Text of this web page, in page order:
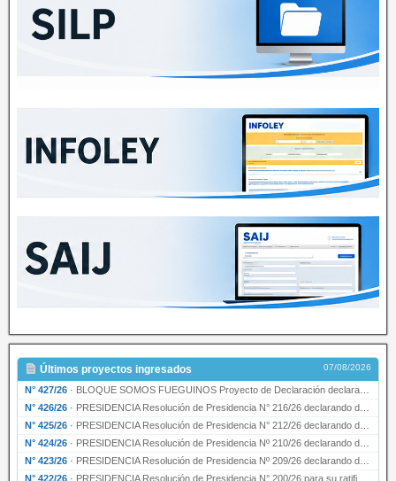
Últimos proyectos ingresados 07/08/2026
N° 427/26 · BLOQUE SOMOS FUEGUINOS Proyecto de Declaración declarando de interés provincial PRESIDENCI…
N° 426/26 · PRESIDENCIA Resolución de Presidencia N° 216/26 declarando de interés provincial la labor …
N° 425/26 · PRESIDENCIA Resolución de Presidencia N° 212/26 declarando de interés provincial el “50° A…
N° 424/26 · PRESIDENCIA Resolución de Presidencia Nº 210/26 declarando de interés provincial el proyec…
N° 423/26 · PRESIDENCIA Resolución de Presidencia Nº 209/26 declarando de interés provincial la presen…
N° 422/26 · PRESIDENCIA Resolución de Presidencia N° 200/26 para su ratificación.